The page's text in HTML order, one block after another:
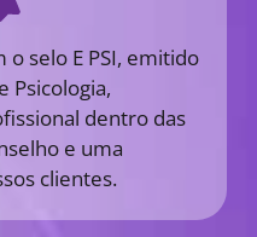
o selo E PSI, emitido
Psicologia,
dentro das
e uma
clientes.